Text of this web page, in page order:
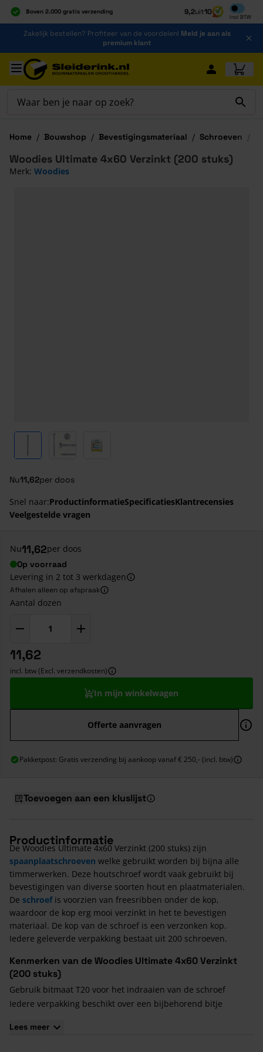
Boven 2.000 gratis verzending
Al 40 jaar dé specialist
Alles onder één dak
9,2uit10
Incl BTW
Inclusief
Ga naar de inhoud
Zakelijk bestellen? Profiteer van de voordelen! Meld je aan als
premium klant
Ga naar hoofdinhoud
Home / Bouwshop / Bevestigingsmateriaal / Schroeven /
View larger image
View larger imageView larger image
Nu11,62per doos
Woodies Ultimate 4x60 Verzinkt (200 stuks)
Merk: Woodies
Snel naar:ProductinformatieSpecificatiesKlantrecensies
Veelgestelde vragen
Nu11,62per doos
Op voorraad
Levering in 2 tot 3 werkdagen
Afhalen alleen op afspraak
Aantal dozen
11,62
incl. btw (Excl. verzendkosten)
In mijn winkelwagen
Offerte aanvragen
Pakketpost: Gratis verzending bij aankoop vanaf € 250,- (incl. btw)
Toevoegen aan een kluslijst
Productinformatie
De Woodies Ultimate 4x60 Verzinkt (200 stuks) zijn
spaanplaatschroeven welke gebruikt worden bij bijna alle
timmerwerken. Deze houtschroef wordt vaak gebruikt bij
bevestigingen van diverse soorten hout en plaatmaterialen.
De schroefis voorzien van freesribben onder de kop,
waardoor de kop erg mooi verzinkt in het te bevestigen
materiaal. De kop van de schroef is een verzonken kop.
Iedere geleverde verpakking bestaat uit 200 schroeven.
Kenmerken van de Woodies Ultimate 4x60 Verzinkt
(200 stuks)
Gebruik bitmaat T20 voor het indraaien van de schroef
Iedere verpakking beschikt over een bijbehorend bitje
Lees meer